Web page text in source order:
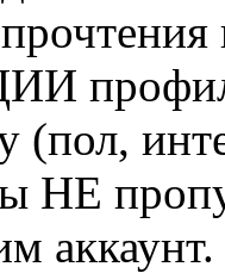
профиль
НЕ